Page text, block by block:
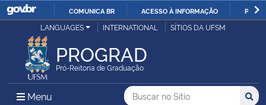
IR
O
COMUNICA BR ACESSO À INFORMAÇÃO
Ministério da Justiça e Segurança Pública
Ministério da Defesa
LANGUAGES INTERNATIONAL SÍTIOS DA UFSM
PROGRAD
Pró-Reitoria de Graduação
Menu Menu Principal do Sítio
Busca
Buscar no no Sítio
Busca: